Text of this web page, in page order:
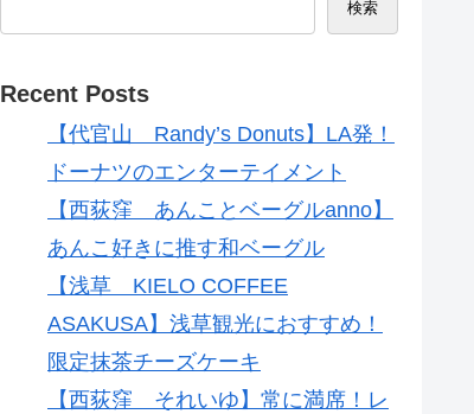
検索
Recent Posts
【代官山 Randy’s Donuts】LA発！
ドーナツのエンターテイメント
【西荻窪 あんことベーグルanno】
あんこ好きに推す和ベーグル
【浅草 KIELO COFFEE
ASAKUSA】浅草観光におすすめ！
限定抹茶チーズケーキ
【西荻窪 それいゆ】常に満席！レ